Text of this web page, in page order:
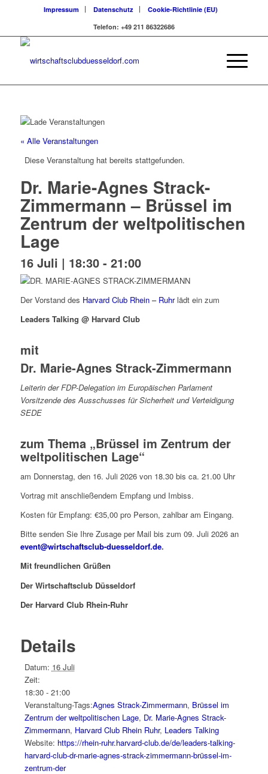
Impressum Datenschutz
Cookie-Richtlinie (EU)
Telefon: +49 211 86322686
« Alle Veranstaltungen
Diese Veranstaltung hat bereits stattgefunden.
Dr. Marie-Agnes Strack-
Zimmermann – Brüssel im
Zentrum der weltpolitischen
Lage
16 Juli | 18:30- 21:00
Der Vorstand des Harvard Club Rhein – Ruhrlädt ein zum
Leaders Talking @ Harvard Club
mit
Dr. Marie-Agnes Strack-Zimmermann
Leiterin der FDP-Delegation im Europäischen Parlament
Vorsitzende des Ausschusses für Sicherheit und Verteidigung
SEDE
zum Thema „Brüssel im Zentrum der
weltpolitischen Lage“
am Donnerstag, den 16. Juli 2026 von 18.30 bis ca. 21.00 Uhr
Vortrag mit anschließendem Empfang und Imbiss.
Kosten für Empfang: €35,00 pro Person, zahlbar am Eingang.
Bitte senden Sie Ihre Zusage per Mail bis zum 09. Juli 2026 an
event@wirtschaftsclub-duesseldorf.de.
Mit freundlichen Grüßen
Der Wirtschaftsclub Düsseldorf
Der Harvard Club Rhein-Ruhr
Details
Datum: 16 Juli
Zeit:
18:30 - 21:00
Veranstaltung-Tags:Agnes Strack-Zimmermann, Brüssel im
Zentrum der weltpolitischen Lage, Dr. Marie-Agnes Strack-
Zimmermann, Harvard Club Rhein Ruhr, Leaders Talking
Website: https://rhein-ruhr.harvard-club.de/de/leaders-talking-
harvard-club-dr-marie-agnes-strack-zimmermann-brüssel-im-
zentrum-der